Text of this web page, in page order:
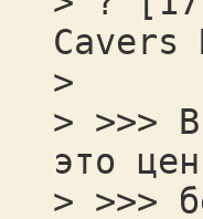
>
> >>>
это
> >>>